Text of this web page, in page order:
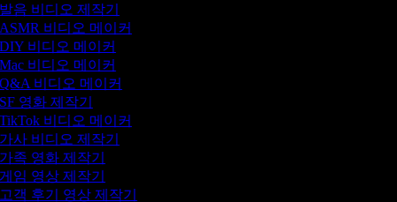
음 비디오 제작기
비디오 메이커
비디오 메이커
비디오 메이커
비디오 메이커
영화 제작기
비디오 메이커
사 비디오 제작기
족 영화 제작기
임 영상 제작기
객 후기 영상 제작기